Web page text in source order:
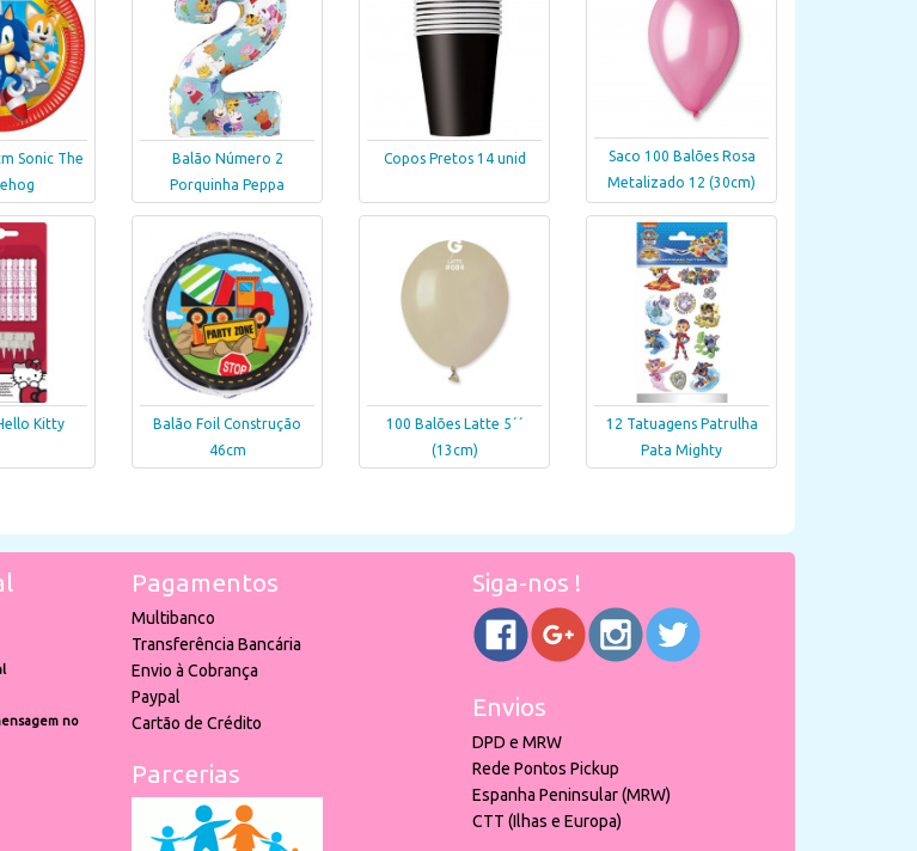
Sonic The
Balão Número 2
Porquinha Peppa
Copos Pretos 14 unid
Saco 100 Balões Rosa
Metalizado 12 (30cm)
Kitty
Balão Foil Construção
46cm
100 Balões Latte 5´´
(13cm)
12 Tatuagens Patrulha
Pata Mighty
no
Pagamentos
Multibanco
Transferência Bancária
Envio à Cobrança
Paypal
Cartão de Crédito
Parcerias
Siga-nos !
Envios
DPD e MRW
Rede Pontos Pickup
Espanha Peninsular (MRW)
CTT (Ilhas e Europa)